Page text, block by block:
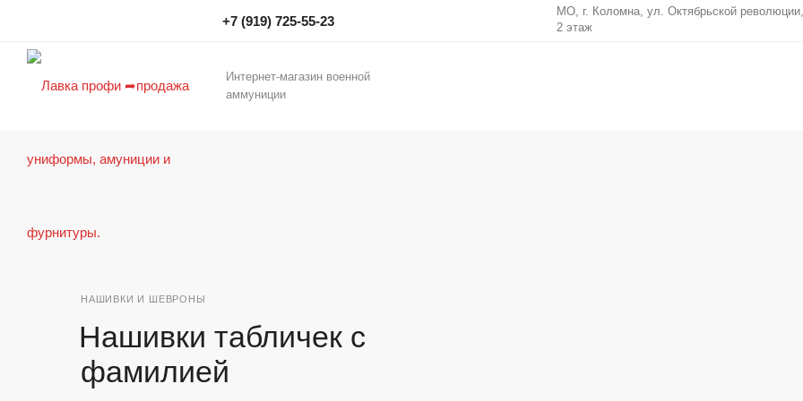
+7 (919) 725-55-23
МО, г. Коломна, ул. Октябрьской
2 этаж
Интернет-магазин военной
аммуниции
НАШИВКИ И ШЕВРОНЫ
Нашивки табличек с
фамилией